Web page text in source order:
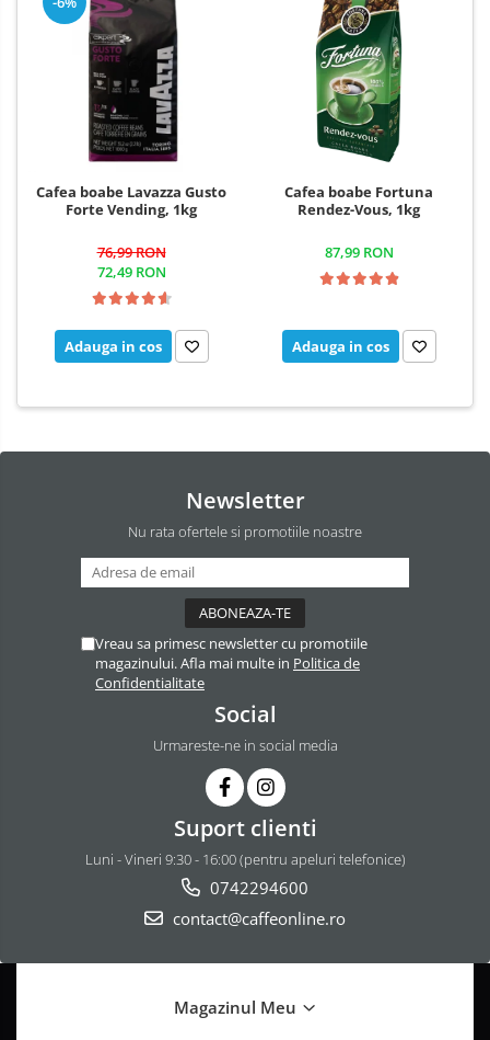
Cafea boabe Lavazza Gusto
Forte Vending, 1kg
76,99 RON
72,49 RON
Adauga in cos
Cafea boabe Fortuna
Rendez-Vous, 1kg
87,99 RON
Adauga in cos
Newsletter
Nu rata ofertele si promotiile noastre
Vreau sa primesc newsletter cu promotiile
magazinului. Afla mai multe in Politica de
Confidentialitate
Social
Urmareste-ne in social media
Suport clienti
Luni - Vineri 9:30 - 16:00 (pentru apeluri telefonice)
0742294600
contact@caffeonline.ro
Magazinul Meu